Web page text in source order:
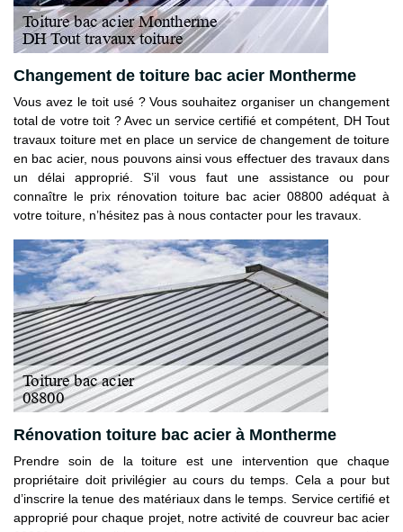
Changement de toiture bac acier Montherme
Vous avez le toit usé ? Vous souhaitez organiser un changement
total de votre toit ? Avec un service certifié et compétent, DH Tout
travaux toiture met en place un service de changement de toiture
en bac acier, nous pouvons ainsi vous effectuer des travaux dans
un délai approprié. S’il vous faut une assistance ou pour
connaître le prix rénovation toiture bac acier 08800 adéquat à
votre toiture, n’hésitez pas à nous contacter pour les travaux.
Rénovation toiture bac acier à Montherme
Prendre soin de la toiture est une intervention que chaque
propriétaire doit privilégier au cours du temps. Cela a pour but
d’inscrire la tenue des matériaux dans le temps. Service certifié et
approprié pour chaque projet, notre activité de couvreur bac acier